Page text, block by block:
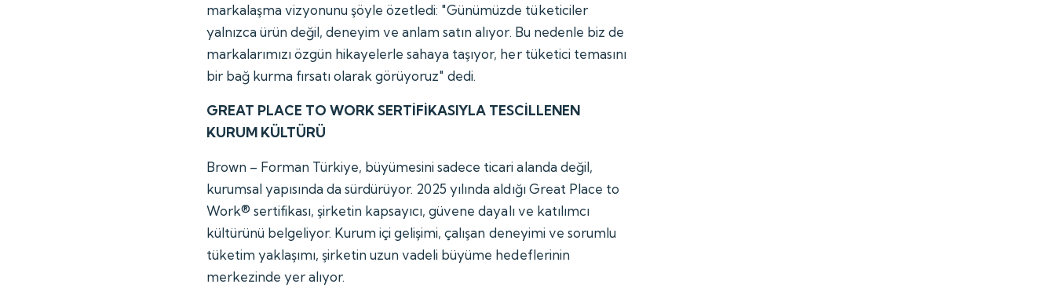
markalaşma vizyonunu şöyle özetledi: "Günümüzde tüketiciler
yalnızca ürün değil, deneyim ve anlam satın alıyor. Bu nedenle biz de
markalarımızı özgün hikayelerle sahaya taşıyor, her tüketici temasını
bir bağ kurma fırsatı olarak görüyoruz" dedi.
GREAT PLACE TO WORK SERTİFİKASIYLA TESCİLLENEN
KURUM KÜLTÜRÜ
Brown – Forman Türkiye, büyümesini sadece ticari alanda değil,
kurumsal yapısında da sürdürüyor. 2025 yılında aldığı Great Place to
Work® sertifikası, şirketin kapsayıcı, güvene dayalı ve katılımcı
kültürünü belgeliyor. Kurum içi gelişimi, çalışan deneyimi ve sorumlu
tüketim yaklaşımı, şirketin uzun vadeli büyüme hedeflerinin
merkezinde yer alıyor.